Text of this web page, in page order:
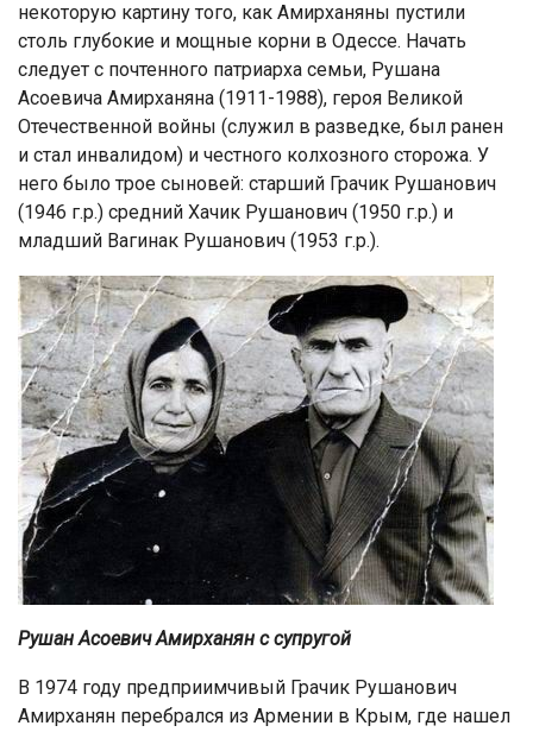
некоторую картину того, как Амирханяны пустили
столь глубокие и мощные корни в Одессе. Начать
следует с почтенного патриарха семьи, Рушана
Асоевича Амирханяна (1911-1988), героя Великой
Отечественной войны (служил в разведке, был ранен
и стал инвалидом) и честного колхозного сторожа. У
него было трое сыновей: старший Грачик Рушанович
(1946 г.р.) средний Хачик Рушанович (1950 г.р.) и
младший Вагинак Рушанович (1953 г.р.).
Рушан Асоевич Амирханян с супругой
В 1974 году предприимчивый Грачик Рушанович
Амирханян перебрался из Армении в Крым, где нашел